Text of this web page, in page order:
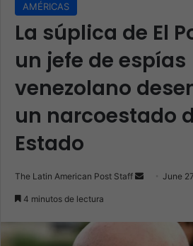
AMÉRICAS
La súplica de El
un jefe de espías
venezolano
un narcoestado
Estado
The Latin American Post Staff
SendJune
4 minutos de lectura